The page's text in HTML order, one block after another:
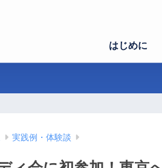
はじめに
実践例・体験談